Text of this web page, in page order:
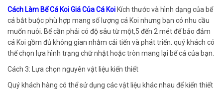
Cách Làm Bể Cá Koi Giá Của Cá KoiKích thước và hình dạng của bể
cá bắt buộc phù hợp mang số lượng cá Koi nhưng bạn có nhu cầu
muốn nuôi. Bể cần phải có độ sâu từ một,5 đến 2 mét để bảo đảm
cá Koi gồm đủ không gian nhằm cải tiến và phát triển. quý khách có
thể chọn lựa hình trạng chữ nhật hoặc tròn mang lại bể cá của bạn.
Cách 3: Lựa chọn nguyên vật liệu kiến thiết
Quý khách hàng có thể sử dụng các vật liệu khác nhau để kiến thiết